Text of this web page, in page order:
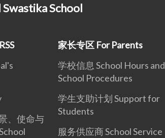
School
、使命与
家长专区 For Parents
学校信息 School Hours and
School Procedures
学生支助计划 Support for
Students
服务供应商 School Service